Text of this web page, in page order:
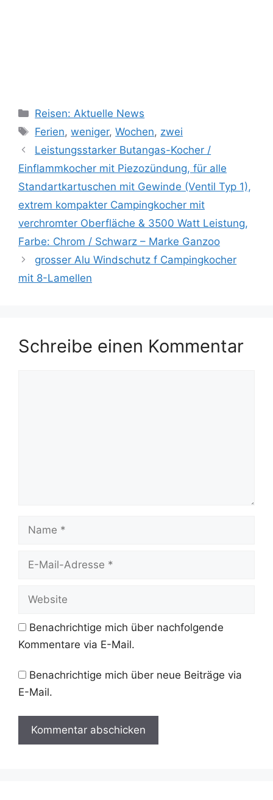
Kategorien
Reisen: Aktuelle News
Schlagwörter
Ferien,weniger,Wochen, zwei
Leistungsstarker Butangas-Kocher /
Einflammkocher mit Piezozündung, für alle
Standartkartuschen mit Gewinde (Ventil Typ 1),
extrem kompakter Campingkocher mit
verchromter Oberfläche & 3500 Watt Leistung,
Farbe: Chrom / Schwarz – Marke Ganzoo
grosser Alu Windschutz f Campingkocher
mit 8-Lamellen
Schreibe einen Kommentar
Mail-
Benachrichtige mich über nachfolgende
Kommentare via E-Mail.
Benachrichtige mich über neue Beiträge via
E-Mail.